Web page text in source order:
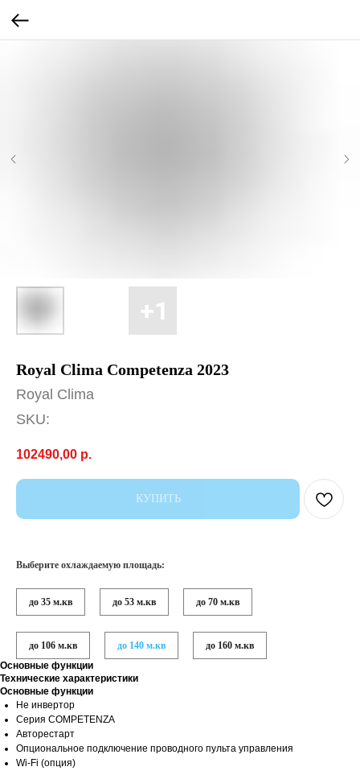
Royal Clima Competenza 2023
Royal Clima
SKU:
102490,00 р.
КУПИТЬ
Выберите охлаждаемую площадь:
до 35 м.кв до 53 м.кв до 70 м.кв
до 106 м.кв до 140 м.кв
до 160 м.кв
Основные функции
Технические характеристики
Основные функции
Не инвертор
Серия COMPETENZA
Авторестарт
Опциональное подключение проводного пульта управления
Wi-Fi (опция)